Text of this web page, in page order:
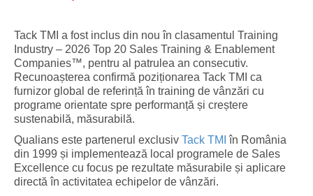
Tack TMI a fost inclus din nou în clasamentul Training
Industry – 2026 Top 20 Sales Training & Enablement
Companies™, pentru al patrulea an consecutiv.
Recunoașterea confirmă poziționarea Tack TMI ca
furnizor global de referință în training de vânzări cu
programe orientate spre performanță și creștere
sustenabilă, măsurabilă.
Qualians este partenerul exclusiv Tack TMI în România
din 1999 și implementează local programele de Sales
Excellence cu focus pe rezultate măsurabile și aplicare
directă în activitatea echipelor de vânzări.